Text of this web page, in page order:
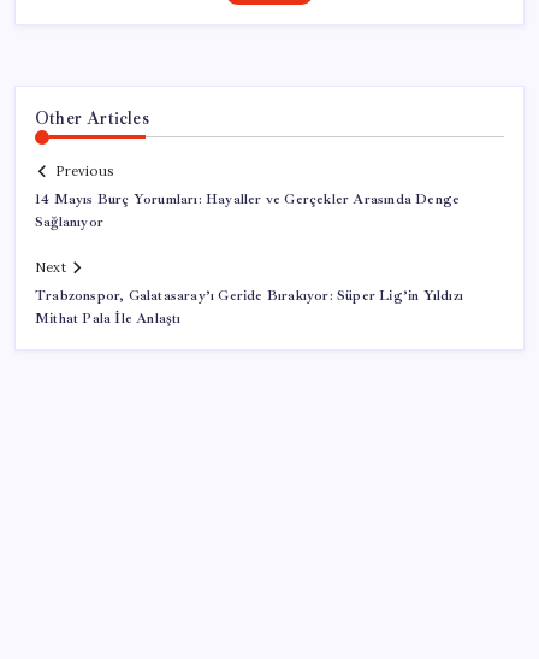
Other Articles
Previous
14 Mayıs Burç Yorumları: Hayaller ve Gerçekler Arasında Denge
Sağlanıyor
Next
Trabzonspor, Galatasaray’ı Geride Bırakıyor: Süper Lig’in Yıldızı
Mithat Pala İle Anlaştı